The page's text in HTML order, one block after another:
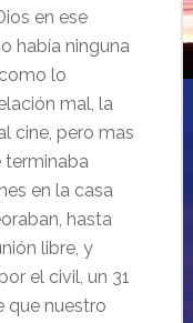
en ese
había ninguna
lo
mal, la
cine, pero mas
terminaba
en la casa
hasta
libre, y
el civil, un 31
que nuestro